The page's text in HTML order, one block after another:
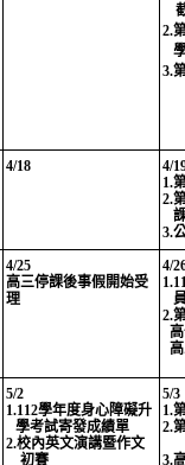
2.
3.
4/18
4/
1.
2.
3.
4/25
高三停課後事假開始受
理
4/
2.
5/2
1.112學年度身心障礙升
學考試寄發成績單
2.校內英文演講暨作文
初賽
5/3
1.
2.
3.